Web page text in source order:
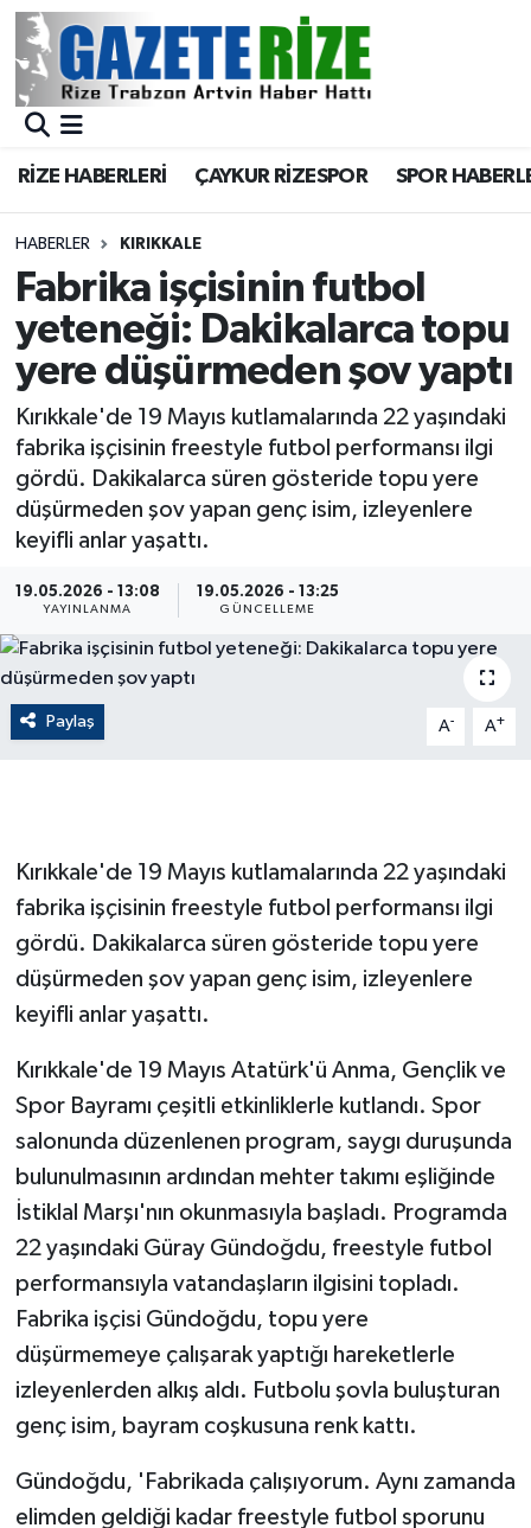
RİZE HABERLERİ ÇAYKUR RİZESPOR SPOR
HABERLER KIRIKKALE
Fabrika işçisinin futbol
yeteneği: Dakikalarca topu
yere düşürmeden şov yaptı
Kırıkkale'de 19 Mayıs kutlamalarında 22 yaşındaki
fabrika işçisinin freestyle futbol performansı ilgi
gördü. Dakikalarca süren gösteride topu yere
düşürmeden şov yapan genç isim, izleyenlere
keyifli anlar yaşattı.
19.05.2026 - 13:08
YAYINLANMA
19.05.2026 - 13:25
GÜNCELLEME
Paylaş A- A+
Kırıkkale'de 19 Mayıs kutlamalarında 22 yaşındaki
fabrika işçisinin freestyle futbol performansı ilgi
gördü. Dakikalarca süren gösteride topu yere
düşürmeden şov yapan genç isim, izleyenlere
keyifli anlar yaşattı.
Kırıkkale'de 19 Mayıs Atatürk'ü Anma, Gençlik ve
Spor Bayramı çeşitli etkinliklerle kutlandı. Spor
salonunda düzenlenen program, saygı duruşunda
bulunulmasının ardından mehter takımı eşliğinde
İstiklal Marşı'nın okunmasıyla başladı. Programda
22 yaşındaki Güray Gündoğdu, freestyle futbol
performansıyla vatandaşların ilgisini topladı.
Fabrika işçisi Gündoğdu, topu yere
düşürmemeye çalışarak yaptığı hareketlerle
izleyenlerden alkış aldı. Futbolu şovla buluşturan
genç isim, bayram coşkusuna renk kattı.
Gündoğdu, 'Fabrikada çalışıyorum. Aynı zamanda
elimden geldiği kadar freestyle futbol sporunu
BÖLGEMİZ
Asayiş
Rize Jandarma Komutanlığı
Bilim Teknoloji
Advertising news
Canlı Maç
English News
Finans
Flaş Haber
Gayrimenkul
GENEL
GÜNDEM
Güvenlik
HABERDE İNSAN
İNSAN
İş Dünyası
Jandarma
Merkez Nöbetçi Eczaneler
Merkez Trafik Yoğunluk Haritası
Süper Lig Puan Durumu ve Fikstür
Tüm Manşetler
Son Dakika Haberleri
Haber Arşivi